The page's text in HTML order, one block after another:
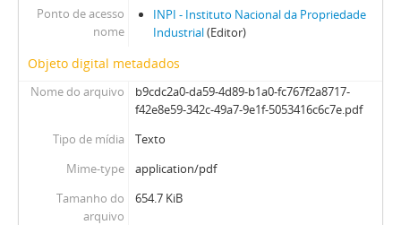
Ponto de acesso
nome
INPI - Instituto Nacional da Propriedade
Industrial(Editor)
Objeto digital metadados
Nome do arquivo
b9cdc2a0-da59-4d89-b1a0-fc767f2a8717-
f42e8e59-342c-49a7-9e1f-5053416c6c7e.pdf
Tipo de mídia
Texto
Mime-type
application/pdf
Tamanho do
arquivo
654.7 KiB